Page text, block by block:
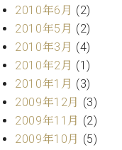
2010年6月 (2)
2010年5月 (2)
2010年3月 (4)
2010年2月 (1)
2010年1月 (3)
2009年12月 (3)
2009年11月 (2)
2009年10月 (5)